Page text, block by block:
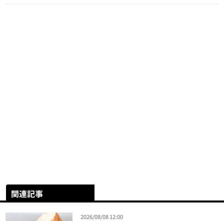
関連記事
2026/08/08 12:00